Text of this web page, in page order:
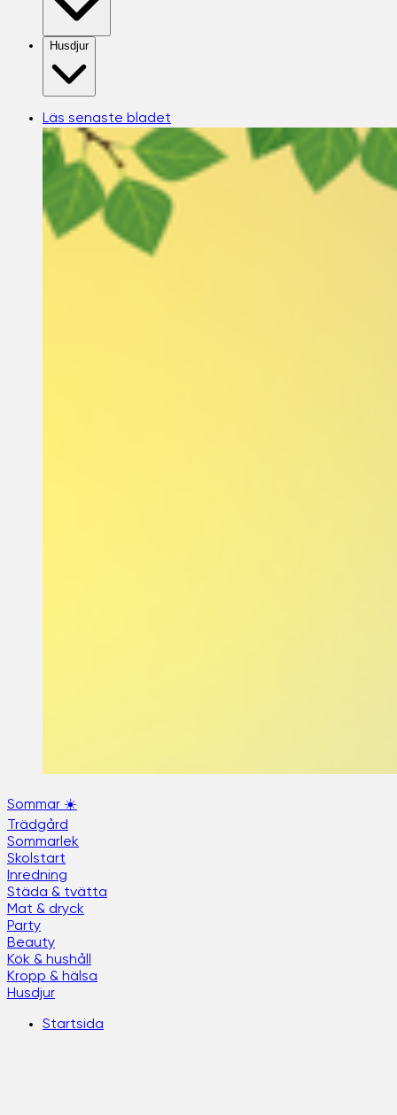
Husdjur
Läs senaste bladet
Sommar ☀️
Trädgård
Sommarlek
Skolstart
Inredning
Städa & tvätta
Mat & dryck
Party
Beauty
Kök & hushåll
Kropp & hälsa
Husdjur
Startsida